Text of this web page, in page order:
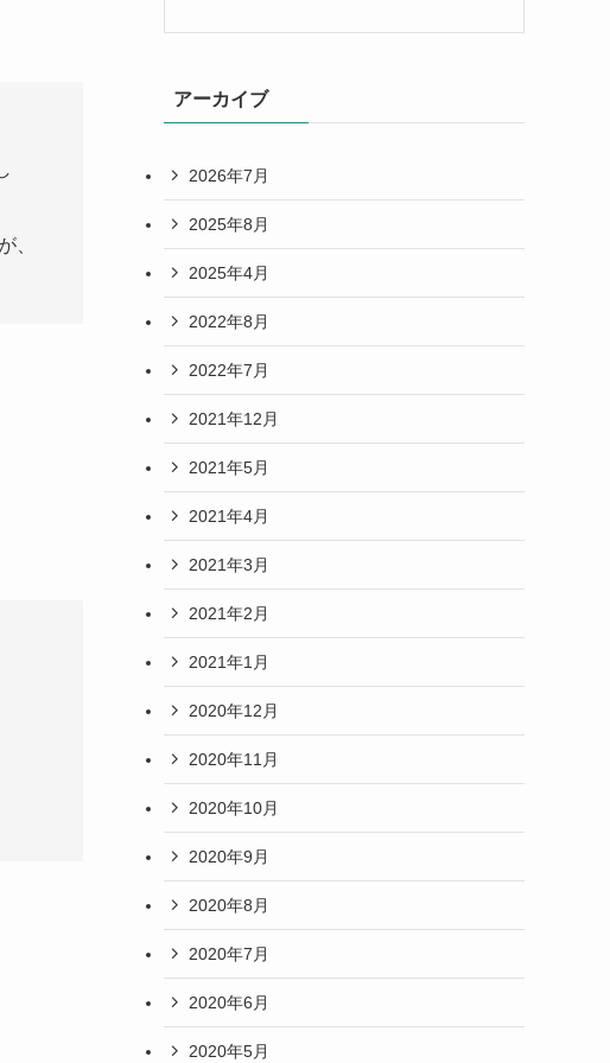
、
アーカイブ
2026年7月
2025年8月
2025年4月
2022年8月
2022年7月
2021年12月
2021年5月
2021年4月
2021年3月
2021年2月
2021年1月
2020年12月
2020年11月
2020年10月
2020年9月
2020年8月
2020年7月
2020年6月
2020年5月